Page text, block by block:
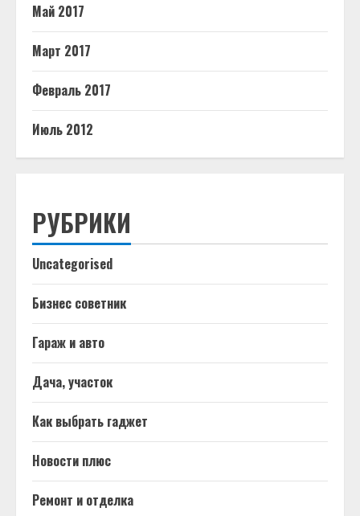
Май 2017
Март 2017
Февраль 2017
Июль 2012
РУБРИКИ
Uncategorised
Бизнес советник
Гараж и авто
Дача, участок
Как выбрать гаджет
Новости плюс
Ремонт и отделка